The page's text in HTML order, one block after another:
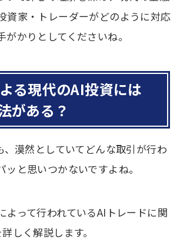
資家・トレーダーがどのように対応
かりとしてくださいね。
る現代のAI投資には
がある？
、漠然としていてどんな取引が行わ
ッと思いつかないですよね。
よって行われているAIトレードに関
しく解説します。